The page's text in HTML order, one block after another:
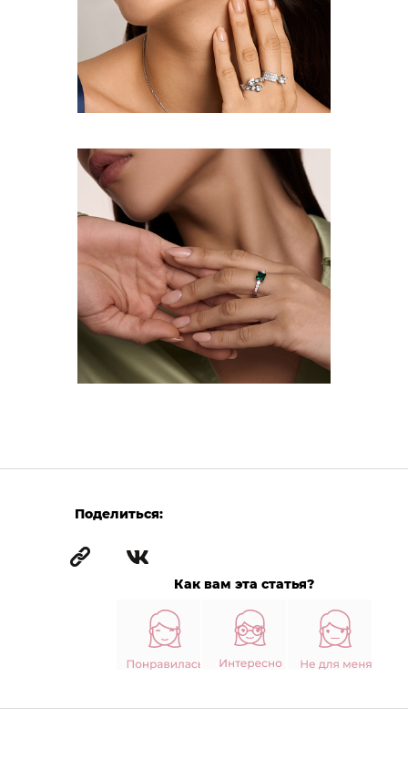
Поделиться:
Как вам эта статья?